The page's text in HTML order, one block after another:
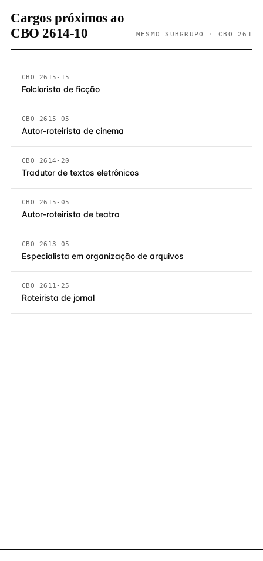
Cargos próximos ao
CBO 2614-10
MESMO SUBGRUPO · CBO 261
CBO 2615-15
Folclorista de ficção
CBO 2615-05
Autor-roteirista de cinema
CBO 2614-20
Tradutor de textos eletrônicos
CBO 2615-05
Autor-roteirista de teatro
CBO 2613-05
Especialista em organização de arquivos
CBO 2611-25
Roteirista de jornal